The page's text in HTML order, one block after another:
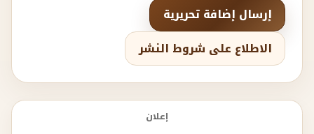
الاطلاع على شروط النشر
إعلان